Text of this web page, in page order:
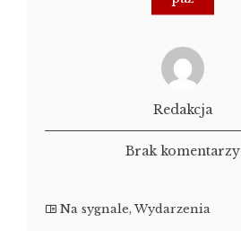
Redakcja
Brak komentarzy
Na sygnale, Wydarzenia